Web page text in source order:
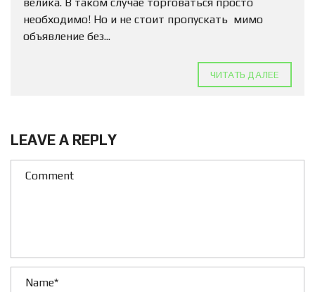
необходимо! Но и не стоит пропускать мимо
объявление без...
ЧИТАТЬ ДАЛЕЕ
LEAVE A REPLY